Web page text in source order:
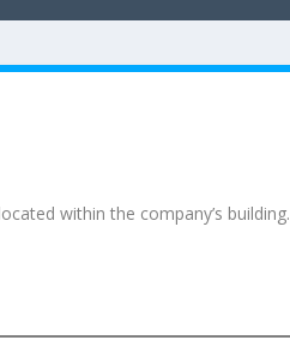
within the company’s building.